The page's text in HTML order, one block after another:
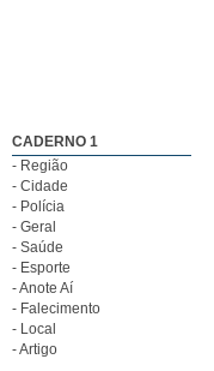
CADERNO 1
- Região
- Cidade
- Polícia
- Geral
- Saúde
- Esporte
- Anote Aí
- Falecimento
- Local
- Artigo